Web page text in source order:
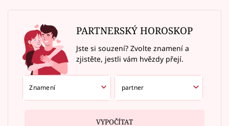
PARTNERSKÝ HOROSKOP
Jste si souzení? Zvolte znamení a
zjistěte, jestli vám hvězdy přejí.
VYPOČÍTAT